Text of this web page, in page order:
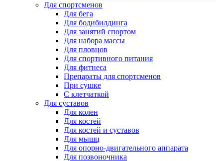
Для спортсменов
Для бега
Для бодибилдинга
Для занятий спортом
Для набора массы
Для пловцов
Для спортивного питания
Для фитнеса
Препараты для спортсменов
При сушке
С клетчаткой
Для суставов
Для колен
Для костей
Для костей и суставов
Для мышц
Для опорно-двигательного аппарата
Для позвоночника